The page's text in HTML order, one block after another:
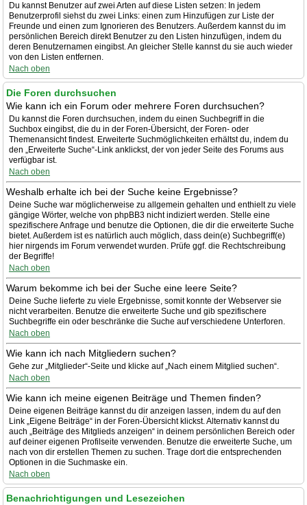
Du kannst Benutzer auf zwei Arten auf diese Listen setzen: In jedem
Benutzerprofil siehst du zwei Links: einen zum Hinzufügen zur Liste der
Freunde und einen zum Ignorieren des Benutzers. Außerdem kannst du im
persönlichen Bereich direkt Benutzer zu den Listen hinzufügen, indem du
deren Benutzernamen eingibst. An gleicher Stelle kannst du sie auch wieder
von den Listen entfernen.
Nach oben
Die Foren durchsuchen
Wie kann ich ein Forum oder mehrere Foren durchsuchen?
Du kannst die Foren durchsuchen, indem du einen Suchbegriff in die
Suchbox eingibst, die du in der Foren-Übersicht, der Foren- oder
Themenansicht findest. Erweiterte Suchmöglichkeiten erhältst du, indem du
den „Erweiterte Suche“-Link anklickst, der von jeder Seite des Forums aus
verfügbar ist.
Nach oben
Weshalb erhalte ich bei der Suche keine Ergebnisse?
Deine Suche war möglicherweise zu allgemein gehalten und enthielt zu viele
gängige Wörter, welche von phpBB3 nicht indiziert werden. Stelle eine
spezifischere Anfrage und benutze die Optionen, die dir die erweiterte Suche
bietet. Außerdem ist es natürlich auch möglich, dass dein(e) Suchbegriff(e)
hier nirgends im Forum verwendet wurden. Prüfe ggf. die Rechtschreibung
der Begriffe!
Nach oben
Warum bekomme ich bei der Suche eine leere Seite?
Deine Suche lieferte zu viele Ergebnisse, somit konnte der Webserver sie
nicht verarbeiten. Benutze die erweiterte Suche und gib spezifischere
Suchbegriffe ein oder beschränke die Suche auf verschiedene Unterforen.
Nach oben
Wie kann ich nach Mitgliedern suchen?
Gehe zur „Mitglieder“-Seite und klicke auf „Nach einem Mitglied suchen“.
Nach oben
Wie kann ich meine eigenen Beiträge und Themen finden?
Deine eigenen Beiträge kannst du dir anzeigen lassen, indem du auf den
Link „Eigene Beiträge“ in der Foren-Übersicht klickst. Alternativ kannst du
auch „Beiträge des Mitglieds anzeigen“ in deinem persönlichen Bereich oder
auf deiner eigenen Profilseite verwenden. Benutze die erweiterte Suche, um
nach von dir erstellen Themen zu suchen. Trage dort die entsprechenden
Optionen in die Suchmaske ein.
Nach oben
Benachrichtigungen und Lesezeichen